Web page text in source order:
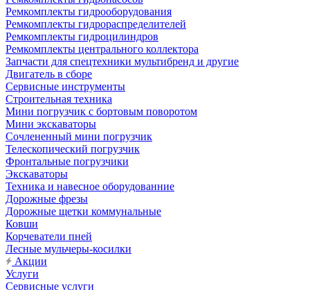
Ремкомплекты гидрооборудования
Ремкомплекты гидрораспределителей
Ремкомплекты гидроцилиндров
Ремкомплекты центрального коллектора
Запчасти для спецтехники мультибренд и другие
Двигатель в сборе
Сервисные инструменты
Строительная техника
Мини погрузчик с бортовым поворотом
Мини экскаваторы
Сочлененный мини погрузчик
Телескопический погрузчик
Фронтальные погрузчики
Экскаваторы
Техника и навесное оборудованние
Дорожные фрезы
Дорожные щетки коммунальные
Ковши
Корчеватели пней
Лесные мульчеры-косилки
Акции
Услуги
Сервисные услуги